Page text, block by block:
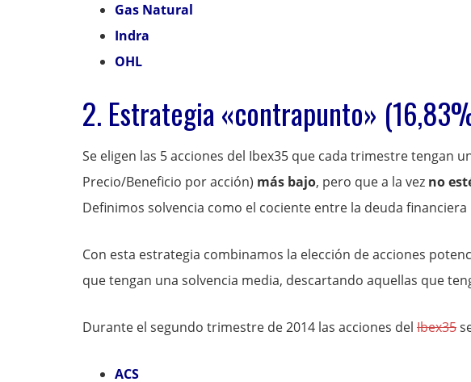
Gas Natural
Indra
OHL
2. Estrategia «contrapunto»
Se eligen las 5 acciones del Ibex35 que cada trimestre tengan
Precio/Beneficio por acción) más bajo, pero que a la vez no
Definimos solvencia como el cociente entre la deuda
Con esta estrategia combinamos la elección de acciones
que tengan una solvencia media, descartando aquellas que
Durante el segundo trimestre de 2014 las acciones del Ibex35
ACS